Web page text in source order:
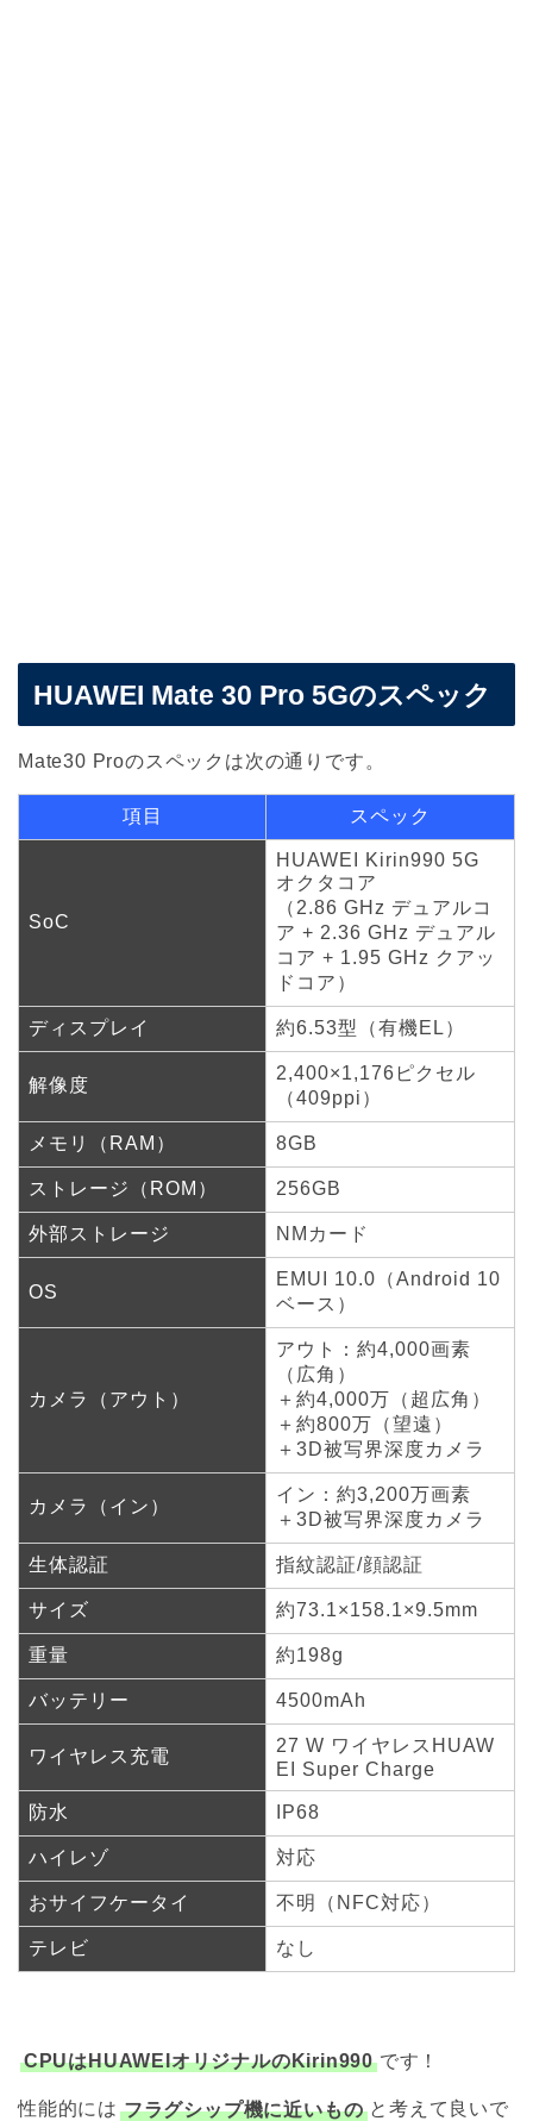
HUAWEI Mate 30 Pro 5Gのスペック
Mate30 Proのスペックは次の通りです。
項目 スペック
SoC
HUAWEI Kirin990 5G
オクタコア
（2.86 GHz デュアルコ
ア + 2.36 GHz デュアル
コア + 1.95 GHz クアッ
ドコア）
ディスプレイ 約6.53型（有機EL）
解像度
2,400×1,176ピクセル
（409ppi）
メモリ（RAM） 8GB
ストレージ（ROM） 256GB
外部ストレージ NMカード
OS
EMUI 10.0（Android 10
ベース）
カメラ（アウト）
アウト：約4,000画素
（広角）
＋約4,000万（超広角）
＋約800万（望遠）
＋3D被写界深度カメラ
カメラ（イン）
イン：約3,200万画素
＋3D被写界深度カメラ
生体認証 指紋認証/顔認証
サイズ 約73.1×158.1×9.5mm
重量 約198g
バッテリー 4500mAh
ワイヤレス充電
27 W ワイヤレスHUAW
EI Super Charge
防水 IP68
ハイレゾ 対応
おサイフケータイ 不明（NFC対応）
テレビ なし
CPUはHUAWEIオリジナルのKirin990 です！
性能的には フラグシップ機に近いもの と考えて良いで